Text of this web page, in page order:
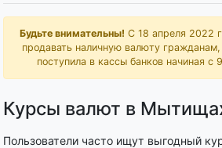
Будьте внимательны! С 18 апреля 2022
продавать наличную валюту
поступила в кассы банков начиная с
Курсы валют в
Пользователи часто ищут выгодный